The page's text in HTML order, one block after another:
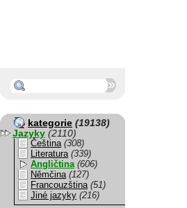
kategorie (19138)
Jazyky (2110)
Čeština (308)
Literatura (339)
Angličtina (606)
Němčina (127)
Francouzština (51)
Jiné jazyky (216)